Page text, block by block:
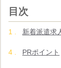
目次
新着派遣求
PRポイント